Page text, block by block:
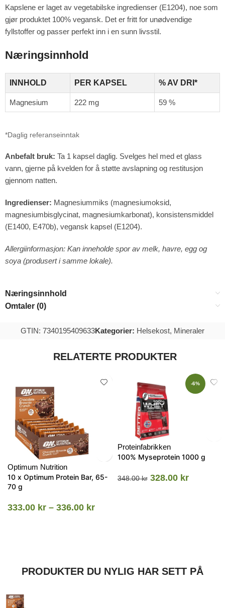
Kapslene er laget av vegetabilske ingredienser (E1204), noe som
gjør produktet 100% vegansk. Det er fritt for unødvendige
fyllstoffer og passer perfekt inn i en sunn livsstil.
Næringsinnhold
INNHOLD PER KAPSEL % AV DRI*
Magnesium 222 mg 59 %
*Daglig referanseinntak
Anbefalt bruk: Ta 1 kapsel daglig. Svelges hel med et glass
vann, gjerne på kvelden for å støtte avslapning og restitusjon
gjennom natten.
Ingredienser: Magnesiummiks (magnesiumoksid,
magnesiumbisglycinat, magnesiumkarbonat), konsistensmiddel
(E1400, E470b), vegansk kapsel (E1204).
Allergiinformasjon: Kan inneholde spor av melk, havre, egg og
soya (produsert i samme lokale).
Næringsinnhold
Omtaler (0)
GTIN: 7340195409633Kategorier: Helsekost, Mineraler
RELATERTE PRODUKTER
Optimum Nutrition
10 x Optimum Protein Bar, 65-
70 g
333.00 kr – 336.00 kr
-6%
Proteinfabrikken
100% Myseprotein 1000 g
348.00kr 328.00 kr
PRODUKTER DU NYLIG HAR SETT PÅ